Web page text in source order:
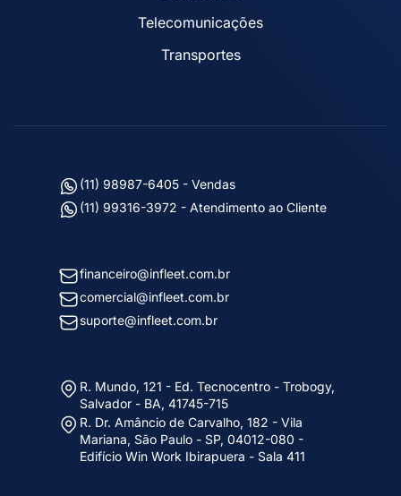
Telecomunicações
Transportes
(11) 98987-6405 - Vendas
(11) 99316-3972 - Atendimento ao Cliente
financeiro@infleet.com.br
comercial@infleet.com.br
suporte@infleet.com.br
R. Mundo, 121 - Ed. Tecnocentro - Trobogy,
Salvador - BA, 41745-715
R. Dr. Amâncio de Carvalho, 182 - Vila
Mariana, São Paulo - SP, 04012-080 -
Edifício Win Work Ibirapuera - Sala 411